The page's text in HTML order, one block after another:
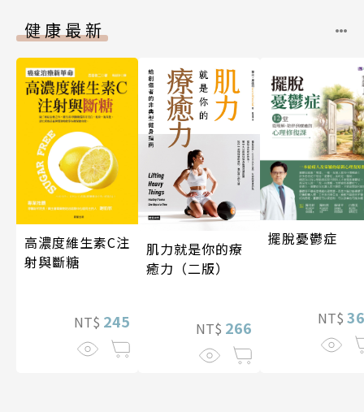
健康最新
高濃度維生素C注
射與斷糖
NT$ 245
肌力就是你的療
癒力（二版）
NT$ 266
擺脫憂鬱症
NT$